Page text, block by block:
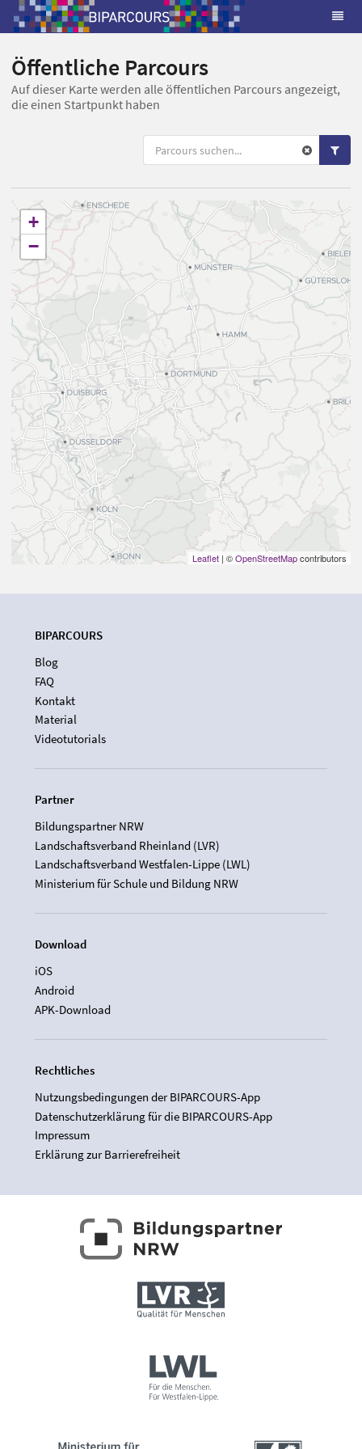
Öffentliche Parcours
Auf dieser Karte werden alle öffentlichen Parcours angezeigt,
die einen Startpunkt haben
+
−
Leaflet | ©OpenStreetMapcontributors
BIPARCOURS
Blog
FAQ
Kontakt
Material
Videotutorials
Partner
Bildungspartner NRW
Landschaftsverband Rheinland (LVR)
Landschaftsverband Westfalen-Lippe (LWL)
Ministerium für Schule und Bildung NRW
Download
iOS
Android
APK-Download
Rechtliches
Nutzungsbedingungen der BIPARCOURS-App
Datenschutzerklärung für die BIPARCOURS-App
Impressum
Erklärung zur Barrierefreiheit